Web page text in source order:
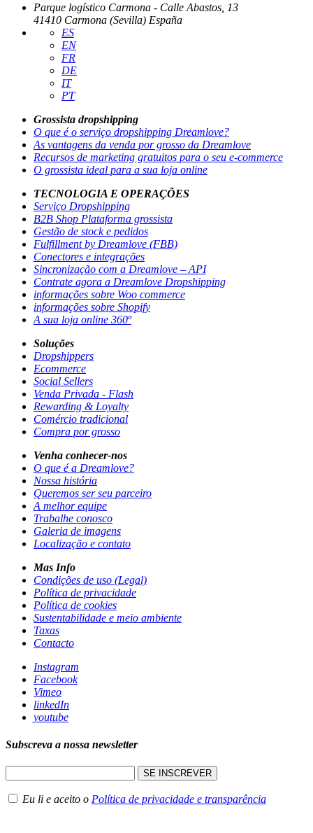
Parque logístico Carmona - Calle Abastos, 13
41410 Carmona (Sevilla) España
ES
EN
FR
DE
IT
PT
Grossista dropshipping
O que é o serviço dropshipping Dreamlove?
As vantagens da venda por grosso da Dreamlove
Recursos de marketing gratuitos para o seu e-commerce
O grossista ideal para a sua loja online
TECNOLOGIA E OPERAÇÕES
Serviço Dropshipping
B2B Shop Plataforma grossista
Gestão de stock e pedidos
Fulfillment by Dreamlove (FBB)
Conectores e integrações
Sincronização com a Dreamlove – API
Contrate agora a Dreamlove Dropshipping
informações sobre Woo commerce
informações sobre Shopify
A sua loja online 360º
Soluções
Dropshippers
Ecommerce
Social Sellers
Venda Privada - Flash
Rewarding & Loyalty
Comércio tradicional
Compra por grosso
Venha conhecer-nos
O que é a Dreamlove?
Nossa história
Queremos ser seu parceiro
A melhor equipe
Trabalhe conosco
Galeria de imagens
Localização e contato
Mas Info
Condições de uso (Legal)
Política de privacidade
Política de cookies
Sustentabilidade e meio ambiente
Taxas
Contacto
Instagram
Facebook
Vimeo
linkedIn
youtube
Subscreva a nossa newsletter
Eu li e aceito o Política de privacidade e transparência